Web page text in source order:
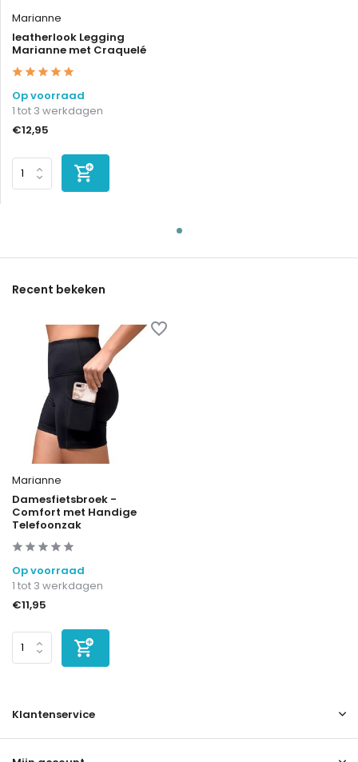
Marianne
leatherlook Legging
Marianne met Craquelé
Op voorraad
1 tot 3 werkdagen
€12,95
Recent bekeken
Marianne
Damesfietsbroek -
Comfort met Handige
Telefoonzak
Op voorraad
1 tot 3 werkdagen
€11,95
Klantenservice